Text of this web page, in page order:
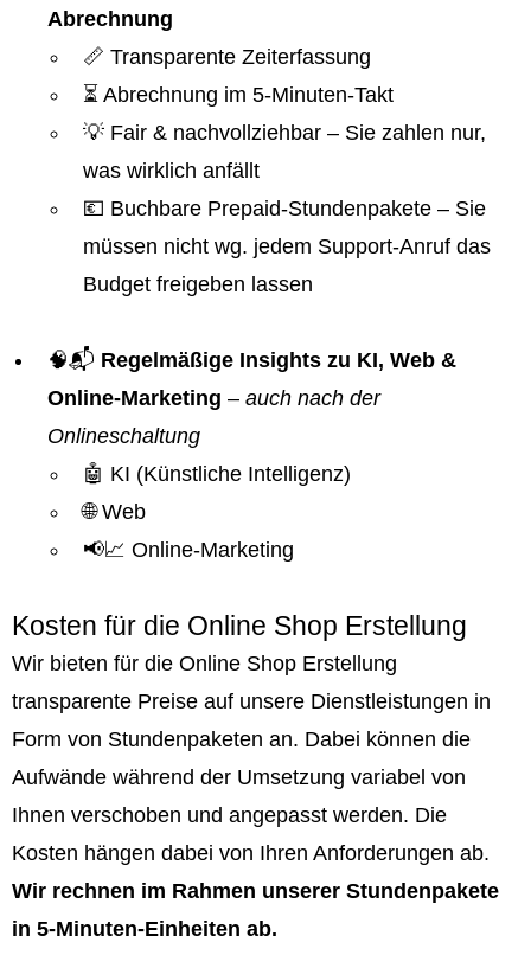
Abrechnung
📏 Transparente Zeiterfassung
⏳ Abrechnung im 5-Minuten-Takt
💡 Fair & nachvollziehbar – Sie zahlen nur,
was wirklich anfällt
💶 Buchbare Prepaid-Stundenpakete – Sie
müssen nicht wg. jedem Support-Anruf das
Budget freigeben lassen
🧠📬 Regelmäßige Insights zu KI, Web &
Online-Marketing – auch nach der
Onlineschaltung
🤖 KI (Künstliche Intelligenz)
🌐 Web
📢📈 Online-Marketing
Kosten für die Online Shop Erstellung
Wir bieten für die Online Shop Erstellung
transparente Preise auf unsere Dienstleistungen in
Form von Stundenpaketen an. Dabei können die
Aufwände während der Umsetzung variabel von
Ihnen verschoben und angepasst werden. Die
Kosten hängen dabei von Ihren Anforderungen ab.
Wir rechnen im Rahmen unserer Stundenpakete
in 5-Minuten-Einheiten ab.